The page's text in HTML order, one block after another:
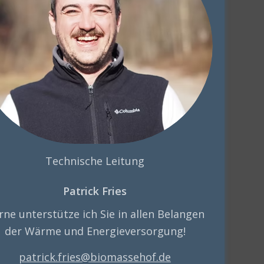
Technische Leitung
Patrick Fries
unterstütze ich Sie in allen Belangen
der Wärme und Energieversorgung!
patrick.fries@biomassehof.de